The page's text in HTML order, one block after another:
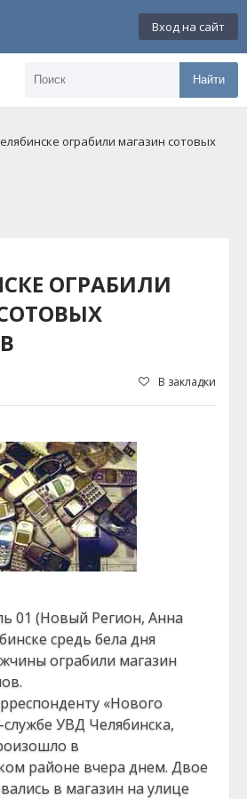
Вход на сайт
Найти
ограбили магазин сотовых
ОГРАБИЛИ
В закладки
01 (Новый Регион, Анна
средь бела дня
ограбили магазин
«Нового
службе УВД Челябинска,
в
районе вчера днем. Двое
в магазин на улице